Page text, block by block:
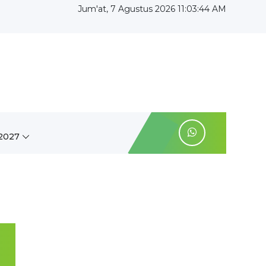
Jum'at, 7 Agustus 2026 11:03:45 AM